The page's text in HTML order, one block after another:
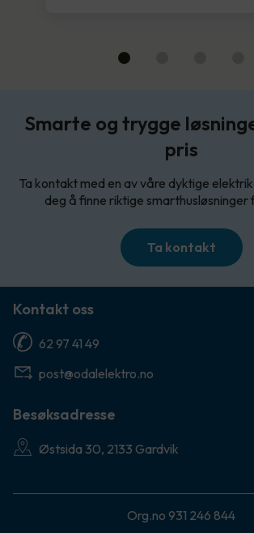
Smarte og trygge
pris
Ta kontakt med en av våre dyktige
deg å finne riktige smarthusløsninger
Ta kontakt
Kontakt oss
62 97 41 49
post@odalelektro.no
Besøksadresse
Østsida 30, 2133 Gardvik
Org.no 931 246 844